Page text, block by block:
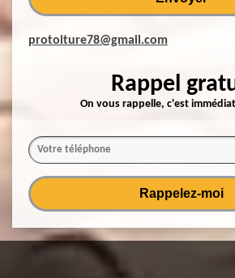
protoiture78@gmail.com
Rappel
On vous rappelle, c'est